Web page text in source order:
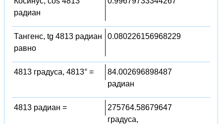
радиан
Тангенс, tg 4813 радиан
равно
0.080226156968229
4813 градуса, 4813° =
84.002696898487
радиан
4813 радиан =
275764.58679647
градуса,